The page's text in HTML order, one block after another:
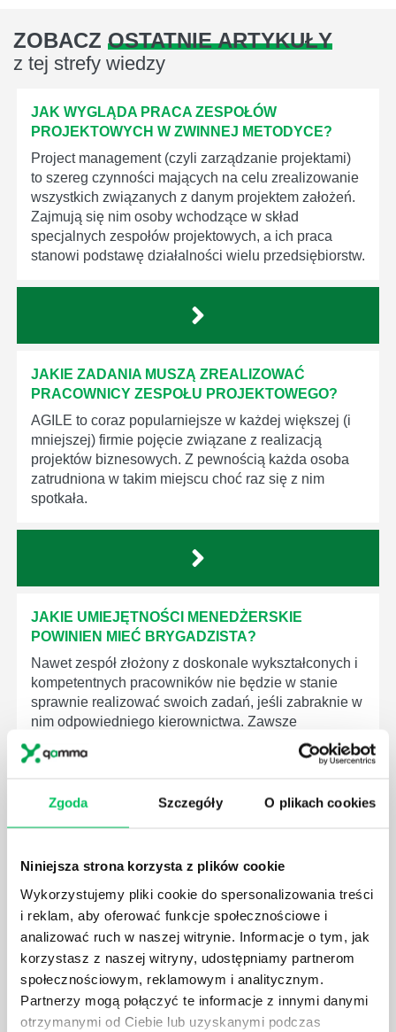
Zgoda Szczegóły O plikach cookies
Niniejsza strona korzysta z plików cookie
Wykorzystujemy pliki cookie do spersonalizowania treści
i reklam, aby oferować funkcje społecznościowe i
analizować ruch w naszej witrynie. Informacje o tym, jak
korzystasz z naszej witryny, udostępniamy partnerom
społecznościowym, reklamowym i analitycznym.
Partnerzy mogą połączyć te informacje z innymi danymi
otrzymanymi od Ciebie lub uzyskanymi podczas
ZOBACZ OSTATNIE ARTYKUŁY
z tej strefy wiedzy
JAK WYGLĄDA PRACA ZESPOŁÓW
PROJEKTOWYCH W ZWINNEJ METODYCE?
Project management (czyli zarządzanie projektami)
to szereg czynności mających na celu zrealizowanie
wszystkich związanych z danym projektem założeń.
Zajmują się nim osoby wchodzące w skład
specjalnych zespołów projektowych, a ich praca
stanowi podstawę działalności wielu przedsiębiorstw.
JAKIE ZADANIA MUSZĄ ZREALIZOWAĆ
PRACOWNICY ZESPOŁU PROJEKTOWEGO?
AGILE to coraz popularniejsze w każdej większej (i
mniejszej) firmie pojęcie związane z realizacją
projektów biznesowych. Z pewnością każda osoba
zatrudniona w takim miejscu choć raz się z nim
spotkała.
JAKIE UMIEJĘTNOŚCI MENEDŻERSKIE
POWINIEN MIEĆ BRYGADZISTA?
Nawet zespół złożony z doskonale wykształconych i
kompetentnych pracowników nie będzie w stanie
sprawnie realizować swoich zadań, jeśli zabraknie w
nim odpowiedniego kierownictwa. Zawsze
niezbędna jest osoba nadzorująca wszystkie
czynności wykonywane przez pracowników.
KOMPETENCJE MENEDŻERSKIE?
Menedżer to niezwykle ważne stanowisko w każdej
firmie. Osoba je pełniąca jest w pełni odpowiedzialna
za realizację działań podległych mu osób oraz
działu.